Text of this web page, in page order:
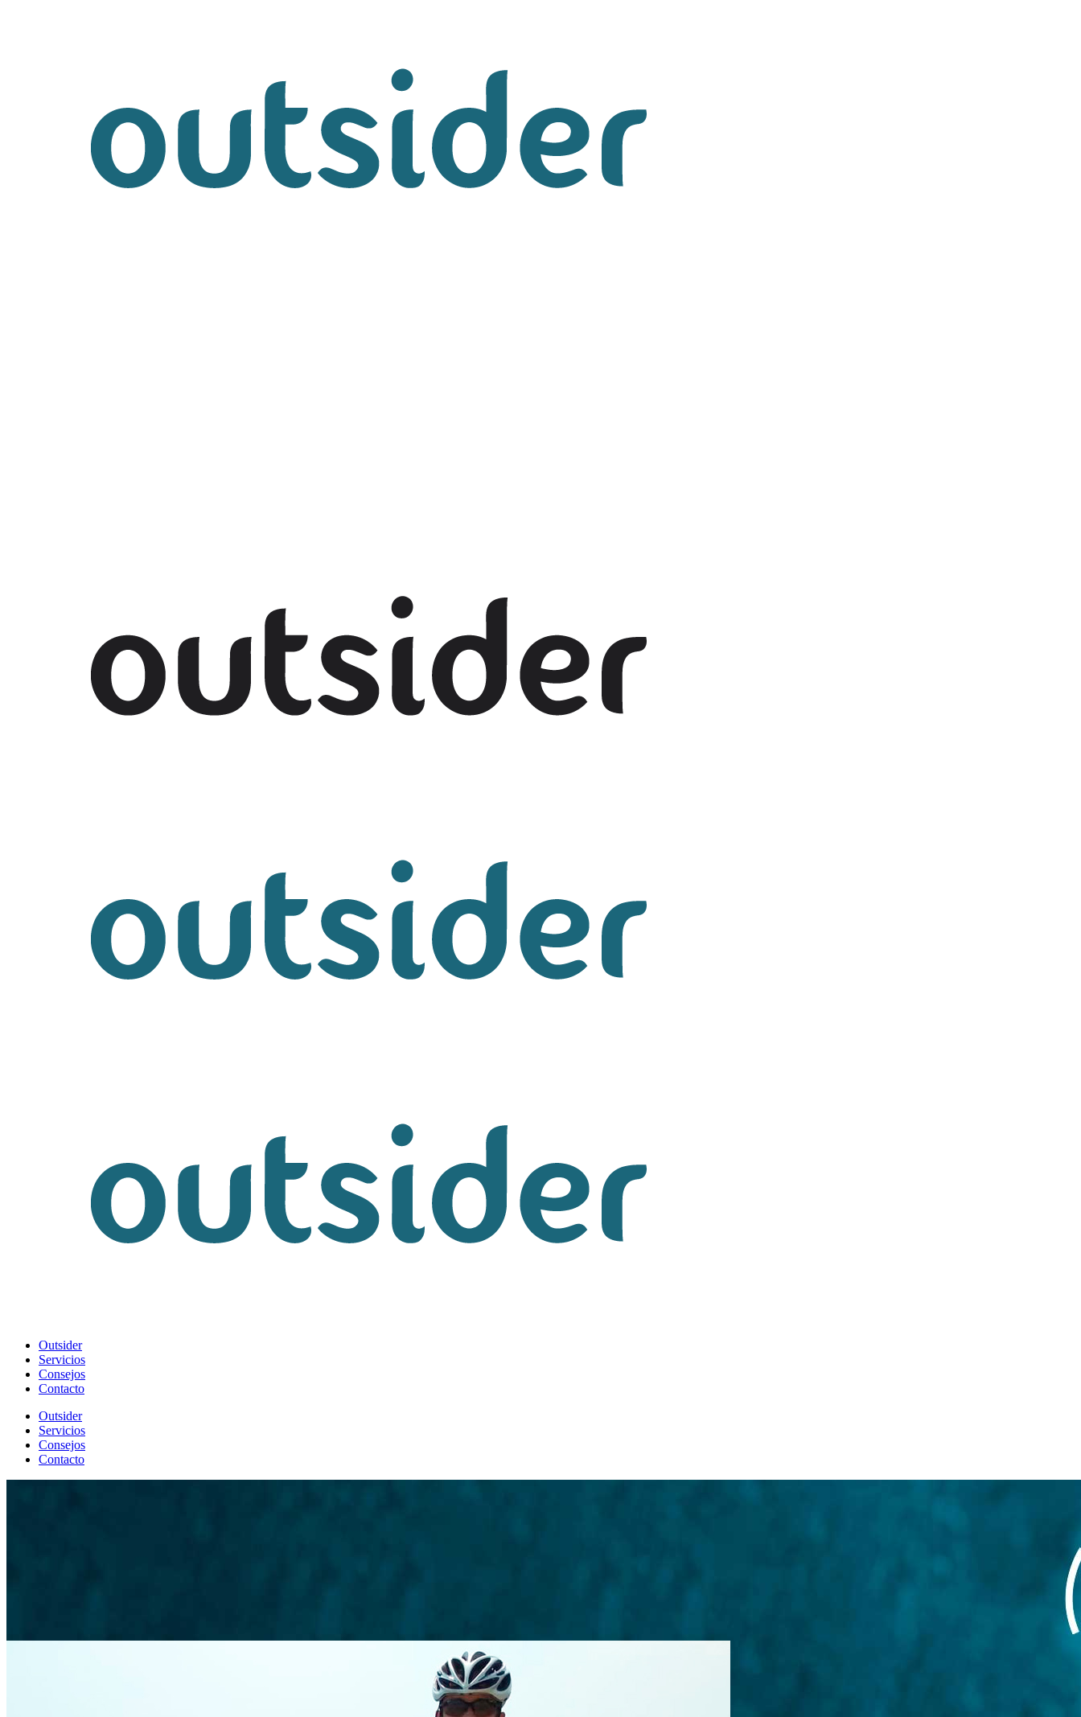
Outsider
Servicios
Consejos
Contacto
Outsider
Servicios
Consejos
Contacto